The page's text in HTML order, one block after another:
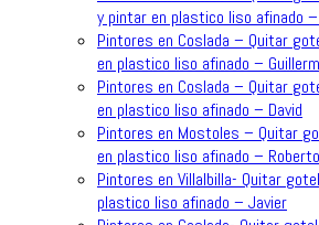
y pintar en plastico liso afinado –
Pintores en Coslada – Quitar
en plastico liso afinado –
Pintores en Coslada – Quitar
en plastico liso afinado – David
Pintores en Mostoles – Quitar
en plastico liso afinado – Roberto
Pintores en Villalbilla- Quitar
plastico liso afinado – Javier